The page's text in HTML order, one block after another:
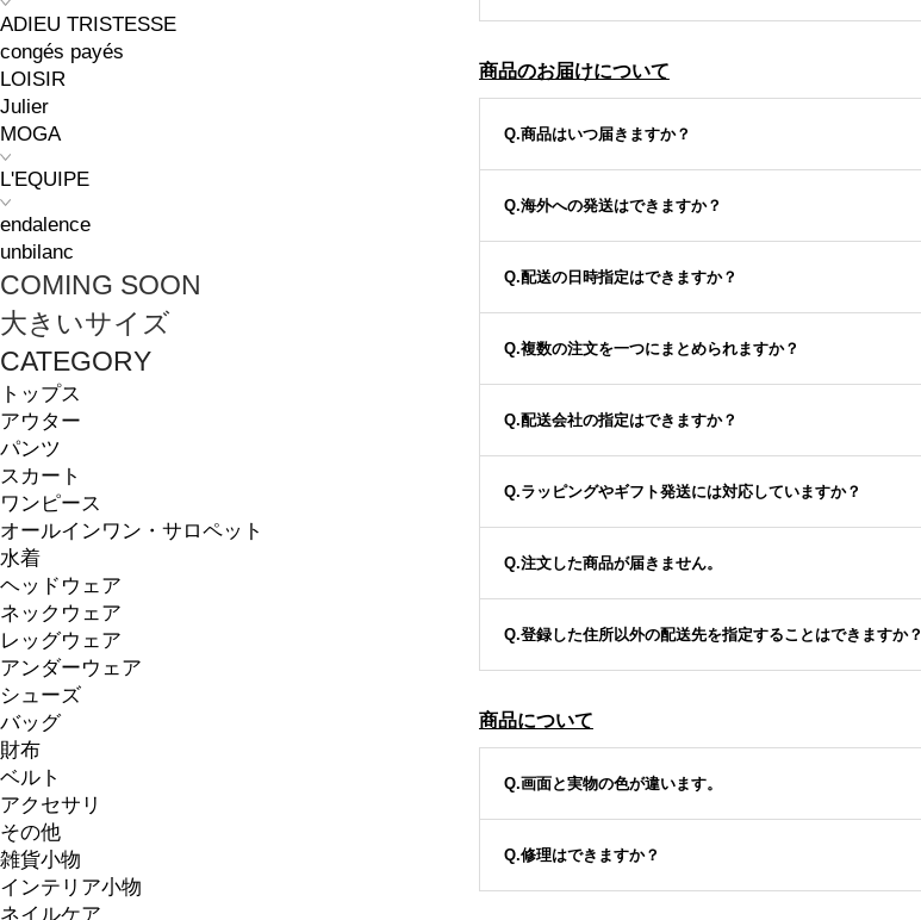
ADIEU TRISTESSE
congés payés
LOISIR
Julier
MOGA
L'EQUIPE
endalence
unbilanc
COMING SOON
大きいサイズ
CATEGORY
トップス
アウター
パンツ
スカート
ワンピース
オールインワン・サロペット
水着
ヘッドウェア
ネックウェア
レッグウェア
アンダーウェア
シューズ
バッグ
財布
ベルト
アクセサリ
その他
雑貨小物
インテリア小物
ネイルケア
商品のお届けについて
Q.商品はいつ届きますか？
Q.海外への発送はできますか？
Q.配送の日時指定はできますか？
Q.複数の注文を一つにまとめられますか？
Q.配送会社の指定はできますか？
Q.ラッピングやギフト発送には対応していますか？
Q.注文した商品が届きません。
Q.登録した住所以外の配送先を指定することはできますか？
商品について
Q.画面と実物の色が違います。
Q.修理はできますか？